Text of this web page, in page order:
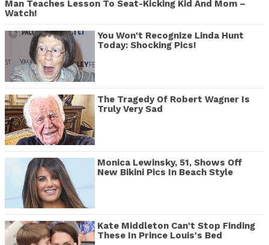
Man Teaches Lesson To Seat-Kicking Kid And Mom –
Watch!
You Won't Recognize Linda Hunt
Today: Shocking Pics!
The Tragedy Of Robert Wagner Is
Truly Very Sad
Monica Lewinsky, 51, Shows Off
New Bikini Pics In Beach Style
Kate Middleton Can't Stop Finding
These In Prince Louis's Bed